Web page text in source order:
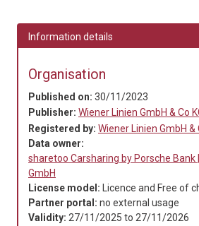
Information details
Organisation
Published on: 30/11/2023
Publisher: Wiener Linien GmbH & Co
Registered by: Wiener Linien GmbH &
Data owner:
sharetoo Carsharing by Porsche Bank
GmbH
License model:
Licence and Free of
Partner portal: no external usage
Validity: 27/11/2025 to 27/11/2026